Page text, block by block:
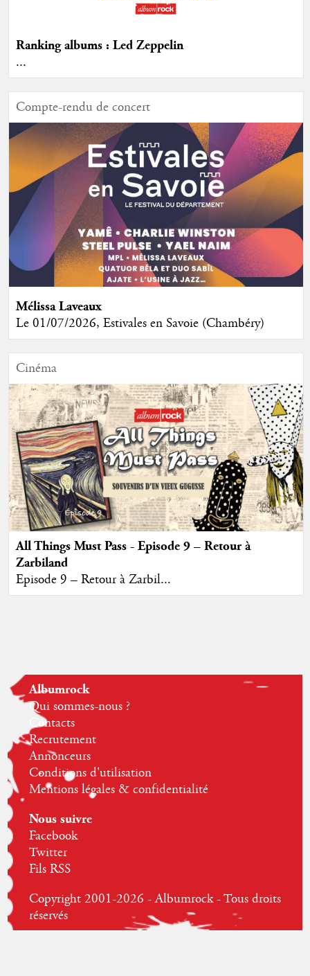
Ranking albums : Led Zeppelin
...
Compte-rendu de concert
Mélissa Laveaux
Le 01/07/2026, Estivales en Savoie (Chambéry)
Cinéma
All Things Must Pass - Episode 9 – Retour à
Zarbiland
Episode 9 – Retour à Zarbil...
Albumrock
Qui sommes-nous ?
Contacts
Recrutement
Annonceurs
Conditions d'utilisation
Mentions légales & confidentialité
Nous suivre
Facebook
Twitter
Fils RSS
Copyright 2001-2026 - Albumrock - Tous droits
réservés